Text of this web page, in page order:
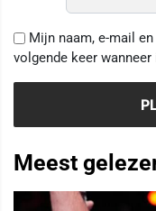
Mijn naam, e-mail
volgende keer
Meest